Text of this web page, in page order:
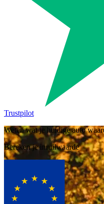
Trustpilot
Weten wat je huidige auto
Bereken je inruilwaarde